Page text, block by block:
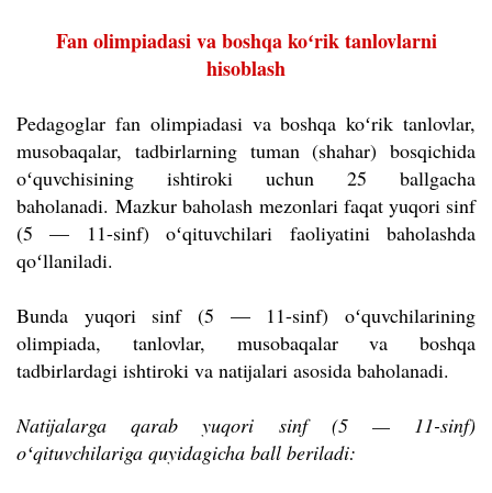
Fan olimpiadasi va boshqa koʻrik tanlovlarni
hisoblash
Pedagoglar fan olimpiadasi va boshqa koʻrik tanlovlar,
musobaqalar, tadbirlarning tuman (shahar) bosqichida
oʻquvchisining ishtiroki uchun 25 ballgacha
baholanadi.Mazkur baholash mezonlari faqat yuqori sinf
(5 — 11-sinf) oʻqituvchilari faoliyatini baholashda
qoʻllaniladi.
Bunda yuqori sinf (5 — 11-sinf) oʻquvchilarining
olimpiada, tanlovlar, musobaqalar va boshqa
tadbirlardagi ishtiroki va natijalari asosida baholanadi.
Natijalarga qarab yuqori sinf (5 — 11-sinf)
oʻqituvchilariga quyidagicha ball beriladi: